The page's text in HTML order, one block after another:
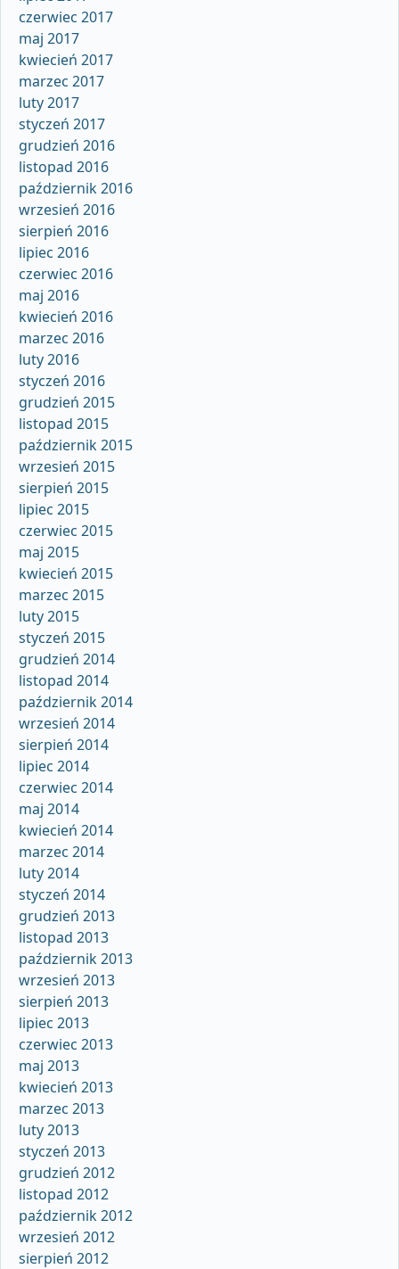
czerwiec 2017
maj 2017
kwiecień 2017
marzec 2017
luty 2017
styczeń 2017
grudzień 2016
listopad 2016
październik 2016
wrzesień 2016
sierpień 2016
lipiec 2016
czerwiec 2016
maj 2016
kwiecień 2016
marzec 2016
luty 2016
styczeń 2016
grudzień 2015
listopad 2015
październik 2015
wrzesień 2015
sierpień 2015
lipiec 2015
czerwiec 2015
maj 2015
kwiecień 2015
marzec 2015
luty 2015
styczeń 2015
grudzień 2014
listopad 2014
październik 2014
wrzesień 2014
sierpień 2014
lipiec 2014
czerwiec 2014
maj 2014
kwiecień 2014
marzec 2014
luty 2014
styczeń 2014
grudzień 2013
listopad 2013
październik 2013
wrzesień 2013
sierpień 2013
lipiec 2013
czerwiec 2013
maj 2013
kwiecień 2013
marzec 2013
luty 2013
styczeń 2013
grudzień 2012
listopad 2012
październik 2012
wrzesień 2012
sierpień 2012